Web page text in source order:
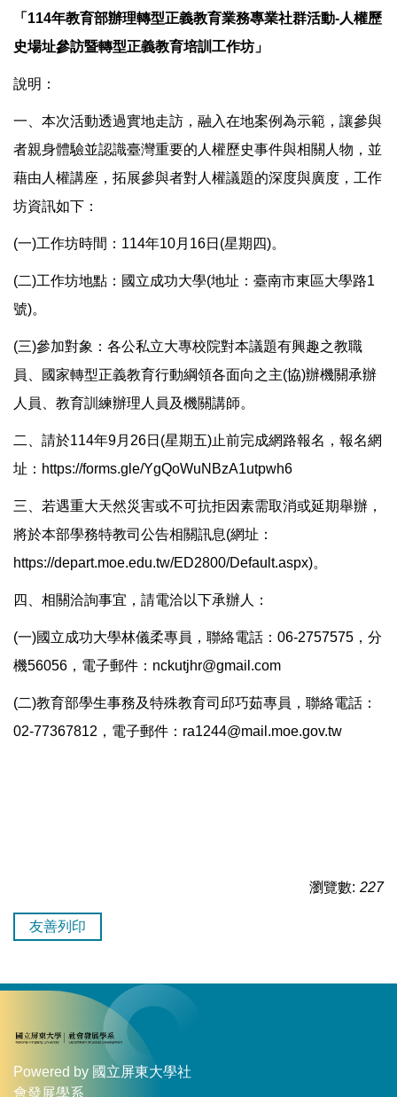
「114年教育部辦理轉型正義教育業務專業社群活動-人權歷
史場址參訪暨轉型正義教育培訓工作坊」
說明：
一、本次活動透過實地走訪，融入在地案例為示範，讓參與
者親身體驗並認識臺灣重要的人權歷史事件與相關人物，並
藉由人權講座，拓展參與者對人權議題的深度與廣度，工作
坊資訊如下：
(一)工作坊時間：114年10月16日(星期四)。
(二)工作坊地點：國立成功大學(地址：臺南市東區大學路1
號)。
(三)參加對象：各公私立大專校院對本議題有興趣之教職
員、國家轉型正義教育行動綱領各面向之主(協)辦機關承辦
人員、教育訓練辦理人員及機關講師。
二、請於114年9月26日(星期五)止前完成網路報名，報名網
址：https://forms.gle/YgQoWuNBzA1utpwh6
三、若遇重大天然災害或不可抗拒因素需取消或延期舉辦，
將於本部學務特教司公告相關訊息(網址：
https://depart.moe.edu.tw/ED2800/Default.aspx)。
四、相關洽詢事宜，請電洽以下承辦人：
(一)國立成功大學林儀柔專員，聯絡電話：06-2757575，分
機56056，電子郵件：nckutjhr@gmail.com
(二)教育部學生事務及特殊教育司邱巧茹專員，聯絡電話：
02-77367812，電子郵件：ra1244@mail.moe.gov.tw
瀏覽數: 227
友善列印
Powered by 國立屏東大學社
會發展學系